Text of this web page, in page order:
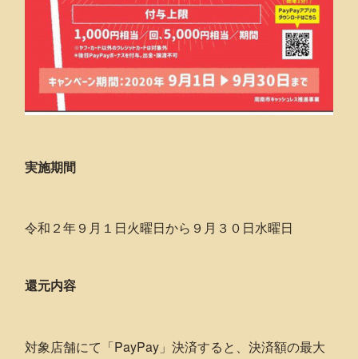
実施期間
令和２年９月１日火曜日から９月３０日水曜日
還元内容
対象店舗にて「PayPay」決済すると、決済額の最大